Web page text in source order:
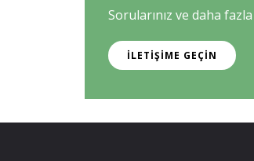
Sorularınız ve daha
İLETIŞIME GEÇIN